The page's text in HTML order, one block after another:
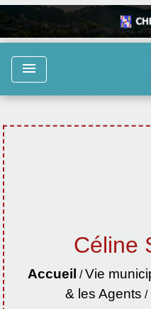
menu
Céline
Accueil /Vie
& les Agents /